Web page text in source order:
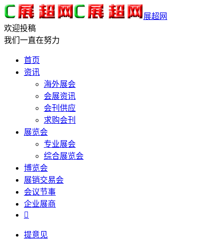
展超网
欢迎投稿
我们一直在努力
首页
资讯
海外展会
会展资讯
会刊供应
求购会刊
展览会
专业展会
综合展览会
博览会
展销交易会
会议节事
企业展商

提意见